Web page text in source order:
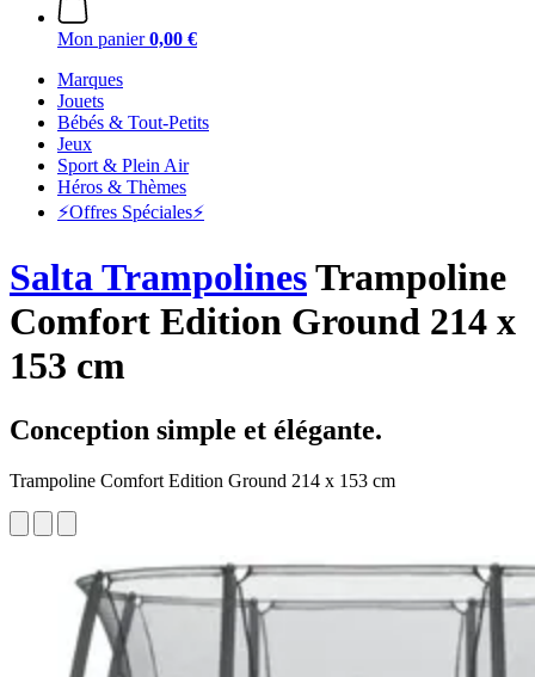
Mon panier 0,00 €
Marques
Jouets
Bébés & Tout-Petits
Jeux
Sport & Plein Air
Héros & Thèmes
⚡️Offres Spéciales⚡️
Salta TrampolinesTrampoline
Comfort Edition Ground 214 x
153 cm
Conception simple et élégante.
Trampoline Comfort Edition Ground 214 x 153 cm